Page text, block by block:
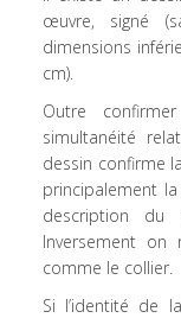
œuvre, signé
dimensions
cm).
Outre
simultanéité
dessin confirme
principalement
description
Inversement on
comme le collier.
Si l’identité de